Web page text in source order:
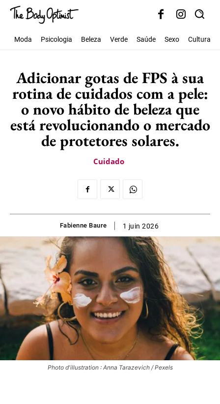
Moda Psicologia Beleza Verde Saúde Sexo Cultura
Adicionar gotas de FPS à sua
rotina de cuidados com a pele:
o novo hábito de beleza que
está revolucionando o mercado
de protetores solares.
Cuidado
Fabienne Baure 1 juin 2026
Photo d'illustration : Anna Tarazevich / Pexels